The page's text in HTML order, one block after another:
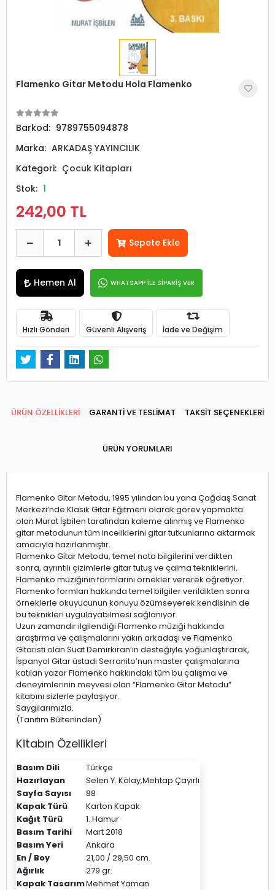
Flamenko Gitar Metodu Hola Flamenko
Barkod: 9789755094878
Marka: ARKADAŞ YAYINCILIK
Kategori: Çocuk Kitapları
Stok: 1
242,00 TL
Sepete Ekle
Hemen Al WHATSAPP İLE SİPARİŞ VER
Hızlı Gönderi Güvenli Alışveriş İade ve Değişim
ÜRÜN ÖZELLİKLERİ GARANTİ VE TESLİMAT TAKSİT SEÇENEKLERİ
ÜRÜN YORUMLARI
Flamenko Gitar Metodu, 1995 yılından bu yana Çağdaş Sanat
Merkezi’nde Klasik Gitar Eğitmeni olarak görev yapmakta
olan Murat İşbilen tarafından kaleme alınmış ve Flamenko
gitar metodunun tüm inceliklerini gitar tutkunlarına aktarmak
amacıyla hazırlanmıştır.
Flamenko Gitar Metodu, temel nota bilgilerini verdikten
sonra, ayrıntılı çizimlerle gitar tutuş ve çalma tekniklerini,
Flamenko müziğinin formlarını örnekler vererek öğretiyor.
Flamenko formları hakkında temel bilgiler verildikten sonra
örneklerle okuyucunun konuyu özümseyerek kendisinin de
bu teknikleri uygulayabilmesi sağlanıyor.
Uzun zamandır ilgilendiği Flamenko müziği hakkında
araştırma ve çalışmalarını yakın arkadaşı ve Flamenko
Gitaristi olan Suat Demirkıran’ın desteğiyle yoğunlaştırarak,
İspanyol Gitar üstadı Serranito’nun master çalışmalarına
katılan yazar Flamenko hakkındaki tüm bu çalışma ve
deneyimlerinin meyvesi olan “Flamenko Gitar Metodu“
kitabını sizlerle paylaşıyor.
Saygılarımızla.
(Tanıtım Bülteninden)
Kitabın Özellikleri
Basım Dili
Türkçe
Hazırlayan
Selen Y. Kölay,Mehtap Çayırlı
Sayfa Sayısı
88
Kapak Türü
Karton Kapak
Kağıt Türü
1. Hamur
Basım Tarihi
Mart 2018
Basım Yeri
Ankara
En / Boy
21,00 / 29,50 cm.
Ağırlık
279 gr.
Kapak TasarımMehmet Yaman